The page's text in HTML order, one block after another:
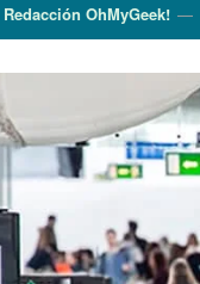
Redacción OhMyGeek!